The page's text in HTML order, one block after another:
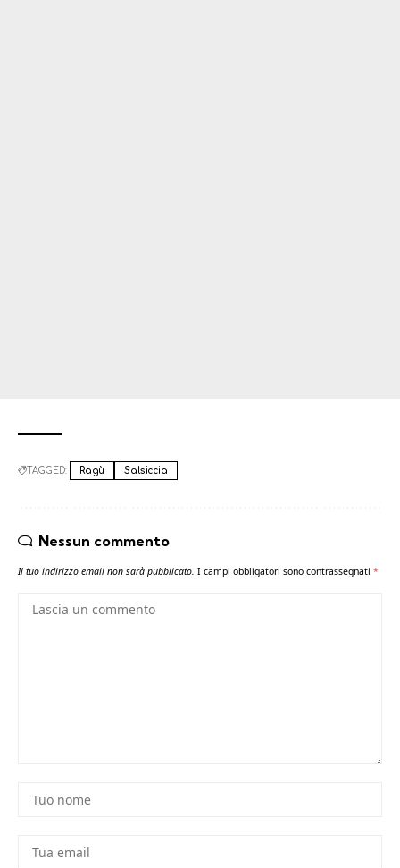
TAGGED: Ragù Salsiccia
Nessun commento
Il tuo indirizzo email non sarà pubblicato. I campi obbligatori sono contrassegnati *